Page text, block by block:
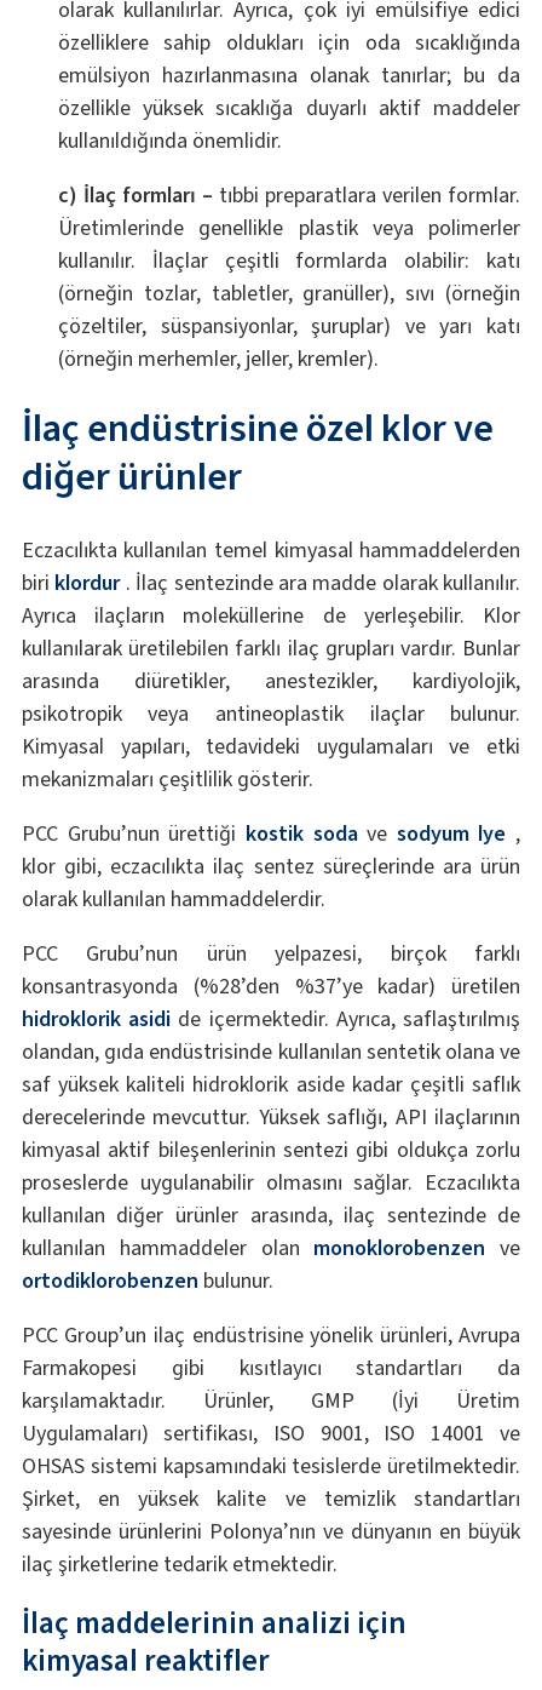
olarak kullanılırlar. Ayrıca, çok iyi emülsifiye edici
özelliklere sahip oldukları için oda sıcaklığında
emülsiyon hazırlanmasına olanak tanırlar; bu da
özellikle yüksek sıcaklığa duyarlı aktif maddeler
kullanıldığında önemlidir.
c) İlaç formları – tıbbi preparatlara verilen formlar.
Üretimlerinde genellikle plastik veya polimerler
kullanılır. İlaçlar çeşitli formlarda olabilir: katı
(örneğin tozlar, tabletler, granüller), sıvı (örneğin
çözeltiler, süspansiyonlar, şuruplar) ve yarı katı
(örneğin merhemler, jeller, kremler).
İlaç endüstrisine özel klor ve
diğer ürünler
Eczacılıkta kullanılan temel kimyasal hammaddelerden
biri klordur. İlaç sentezinde ara madde olarak kullanılır.
Ayrıca ilaçların moleküllerine de yerleşebilir. Klor
kullanılarak üretilebilen farklı ilaç grupları vardır. Bunlar
arasında diüretikler, anestezikler, kardiyolojik,
psikotropik veya antineoplastik ilaçlar bulunur.
Kimyasal yapıları, tedavideki uygulamaları ve etki
mekanizmaları çeşitlilik gösterir.
PCC Grubu’nun ürettiği kostik sodave sodyum lye ,
klor gibi, eczacılıkta ilaç sentez süreçlerinde ara ürün
olarak kullanılan hammaddelerdir.
PCC Grubu’nun ürün yelpazesi, birçok farklı
konsantrasyonda (%28’den %37’ye kadar) üretilen
hidroklorik asidi de içermektedir. Ayrıca, saflaştırılmış
olandan, gıda endüstrisinde kullanılan sentetik olana ve
saf yüksek kaliteli hidroklorik aside kadar çeşitli saflık
derecelerinde mevcuttur. Yüksek saflığı, API ilaçlarının
kimyasal aktif bileşenlerinin sentezi gibi oldukça zorlu
proseslerde uygulanabilir olmasını sağlar. Eczacılıkta
kullanılan diğer ürünler arasında, ilaç sentezinde de
kullanılan hammaddeler olan monoklorobenzen ve
ortodiklorobenzen bulunur.
PCC Group’un ilaç endüstrisine yönelik ürünleri, Avrupa
Farmakopesi gibi kısıtlayıcı standartları da
karşılamaktadır. Ürünler, GMP (İyi Üretim
Uygulamaları) sertifikası, ISO 9001, ISO 14001 ve
OHSAS sistemi kapsamındaki tesislerde üretilmektedir.
Şirket, en yüksek kalite ve temizlik standartları
sayesinde ürünlerini Polonya’nın ve dünyanın en büyük
ilaç şirketlerine tedarik etmektedir.
İlaç maddelerinin analizi için
kimyasal reaktifler